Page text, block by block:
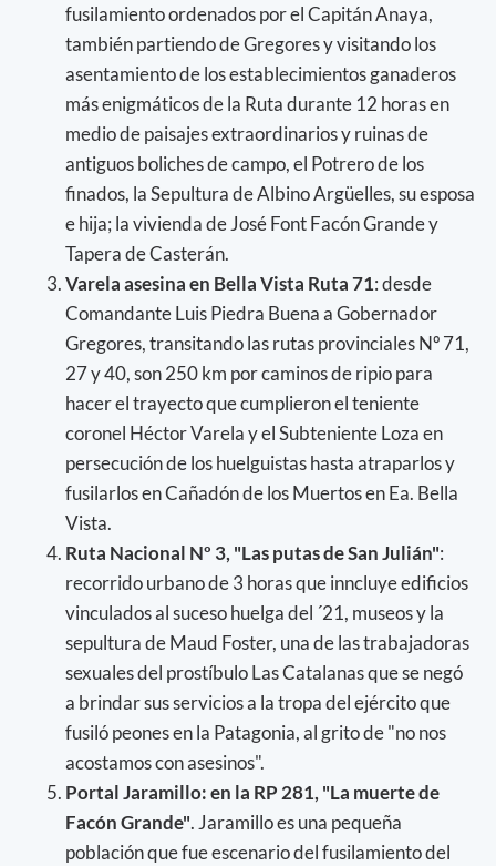
fusilamiento ordenados por el Capitán Anaya,
también partiendo de Gregores y visitando los
asentamiento de los establecimientos ganaderos
más enigmáticos de la Ruta durante 12 horas en
medio de paisajes extraordinarios y ruinas de
antiguos boliches de campo, el Potrero de los
finados, la Sepultura de Albino Argüelles, su esposa
e hija; la vivienda de José Font Facón Grande y
Tapera de Casterán.
Varela asesina en Bella Vista Ruta 71: desde
Comandante Luis Piedra Buena a Gobernador
Gregores, transitando las rutas provinciales Nº 71,
27 y 40, son 250 km por caminos de ripio para
hacer el trayecto que cumplieron el teniente
coronel Héctor Varela y el Subteniente Loza en
persecución de los huelguistas hasta atraparlos y
fusilarlos en Cañadón de los Muertos en Ea. Bella
Vista.
Ruta Nacional Nº 3, "Las putas de San Julián":
recorrido urbano de 3 horas que inncluye edificios
vinculados al suceso huelga del ´21, museos y la
sepultura de Maud Foster, una de las trabajadoras
sexuales del prostíbulo Las Catalanas que se negó
a brindar sus servicios a la tropa del ejército que
fusiló peones en la Patagonia, al grito de "no nos
acostamos con asesinos".
Portal Jaramillo: en la RP 281, "La muerte de
Facón Grande". Jaramillo es una pequeña
población que fue escenario del fusilamiento del